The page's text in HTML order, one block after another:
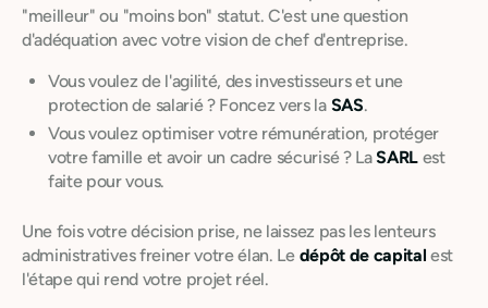
"meilleur" ou "moins bon" statut. C'est une question
d'adéquation avec votre vision de chef d'entreprise.
Vous voulez de l'agilité, des investisseurs et une
protection de salarié ? Foncez vers la SAS.
Vous voulez optimiser votre rémunération, protéger
votre famille et avoir un cadre sécurisé ? LaSARL est
faite pour vous.
Une fois votre décision prise, ne laissez pas les lenteurs
administratives freiner votre élan. Le dépôt de capital est
l'étape qui rend votre projet réel.